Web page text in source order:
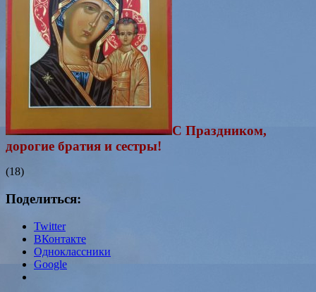
С Праздником,
дорогие братия и сестры!
(18)
Поделиться:
Twitter
ВКонтакте
Одноклассники
Google